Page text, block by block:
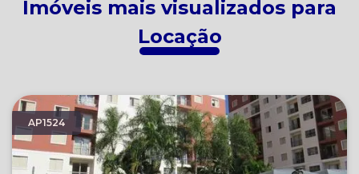
Imóveis mais visualizados para
Locação
AP1524